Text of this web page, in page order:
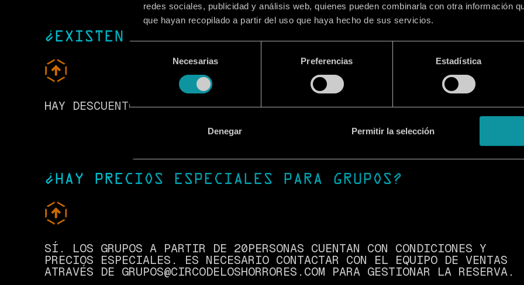
redes sociales, publicidad y análisis web, quienes pueden combinarla con otra información
que hayan recopilado a partir del uso que haya hecho de sus servicios.
consentimiento
Necesarias Preferencias Estadística
Denegar Permitir la selección
¿EXISTEN DESCUENTOS DISPONIBLES?
HAY DESCUENTOS PARA PERSONAS CON DISCAPACIDAD A PARTIR DEL 33%.
¿HAY PRECIOS ESPECIALES PARA GRUPOS?
SÍ. LOS GRUPOS A PARTIR DE 20PERSONAS CUENTAN CON CONDICIONES Y
PRECIOS ESPECIALES. ES NECESARIO CONTACTAR CON EL EQUIPO DE VENTAS
ATRAVÉS DE GRUPOS@CIRCODELOSHORRORES.COM PARA GESTIONAR LA RESERVA.